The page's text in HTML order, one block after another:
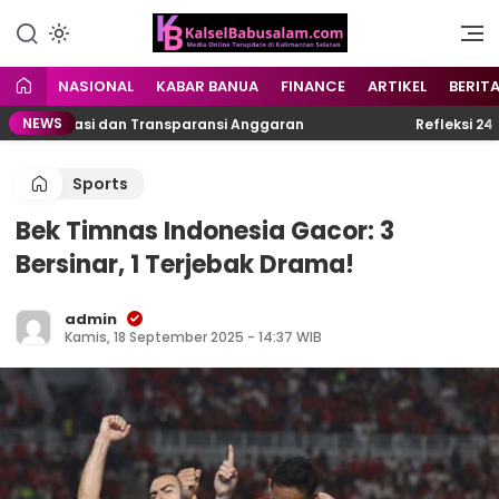
kalselbabusalam.com
Menyuarakan Kalsel,
Menginspirasi Nusantara
NASIONAL KABAR BANUA FINANCE ARTIKEL BERITA
NEWSdan Transparansi Anggaran Refleksi 24
Sports
Bek Timnas Indonesia Gacor: 3
Bersinar, 1 Terjebak Drama!
admin
Kamis, 18 September 2025 - 14:37 WIB